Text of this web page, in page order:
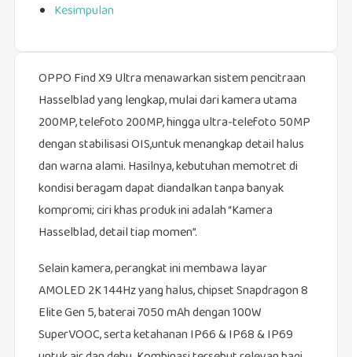
OPPO Find X9 Ultra menawarkan sistem pencitraan
Hasselblad yang lengkap, mulai dari kamera utama
200MP, telefoto 200MP, hingga ultra‑telefoto 50MP
dengan stabilisasi OIS,untuk menangkap detail halus
dan warna alami. Hasilnya, kebutuhan memotret di
kondisi beragam dapat diandalkan tanpa banyak
kompromi; ciri khas produk ini adalah “Kamera
Hasselblad, detail tiap momen”.
Selain kamera, perangkat ini membawa layar
AMOLED 2K 144Hz yang halus, chipset Snapdragon 8
Elite Gen 5, baterai 7050 mAh dengan 100W
SuperVOOC, serta ketahanan IP66 & IP68 & IP69
Kesimpulan